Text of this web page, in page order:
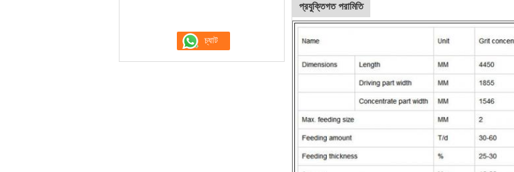
প্রযুক্তিগত পরামিতি